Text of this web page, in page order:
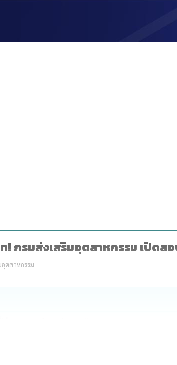
! กรมส่งเสริมอุตสาหกรรม เปิด
ตสาหกรรม